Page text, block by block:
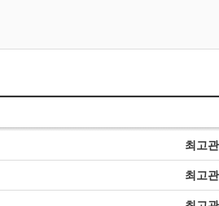
최고
최고